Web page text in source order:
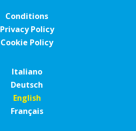
Conditions
Privacy Policy
Cookie Policy
Italiano
Deutsch
English
Français